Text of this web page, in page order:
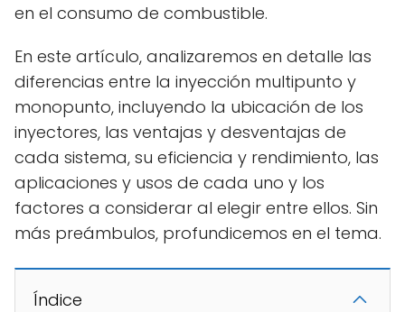
en el consumo de combustible.
En este artículo, analizaremos en detalle las
diferencias entre la inyección multipunto y
monopunto, incluyendo la ubicación de los
inyectores, las ventajas y desventajas de
cada sistema, su eficiencia y rendimiento, las
aplicaciones y usos de cada uno y los
factores a considerar al elegir entre ellos. Sin
más preámbulos, profundicemos en el tema.
Índice